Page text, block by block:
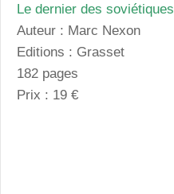
Le dernier des soviétiques
Auteur : Marc Nexon
Editions : Grasset
182 pages
Prix : 19 €